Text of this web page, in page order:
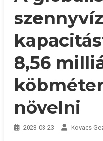
8,56
növelni
2023-03-23 Kovacs